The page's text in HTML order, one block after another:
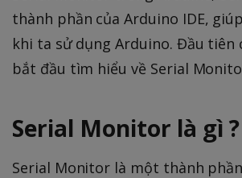
thành phần của Arduino IDE,
khi ta sử dụng Arduino. Đầu tiên
bắt đầu tìm hiểu về Serial
Serial Monitor là gì ?
Serial Monitor là một thành